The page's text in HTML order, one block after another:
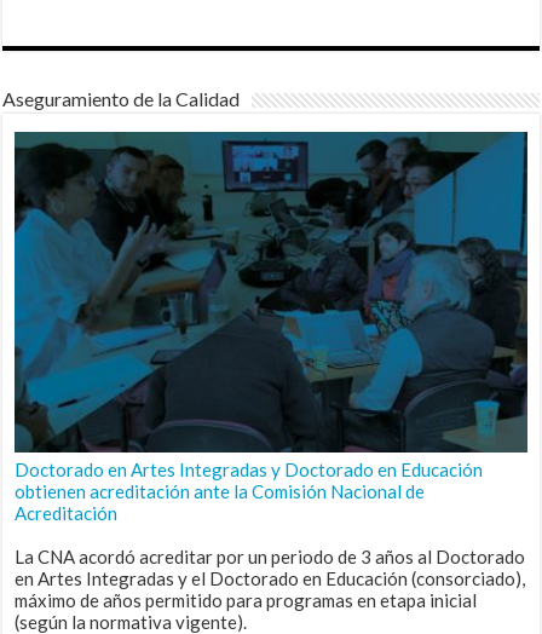
Aseguramiento de la Calidad
Doctorado en Artes Integradas y Doctorado en Educación
obtienen acreditación ante la Comisión Nacional de
Acreditación
La CNA acordó acreditar por un periodo de 3 años al Doctorado
en Artes Integradas y el Doctorado en Educación (consorciado),
máximo de años permitido para programas en etapa inicial
(según la normativa vigente).